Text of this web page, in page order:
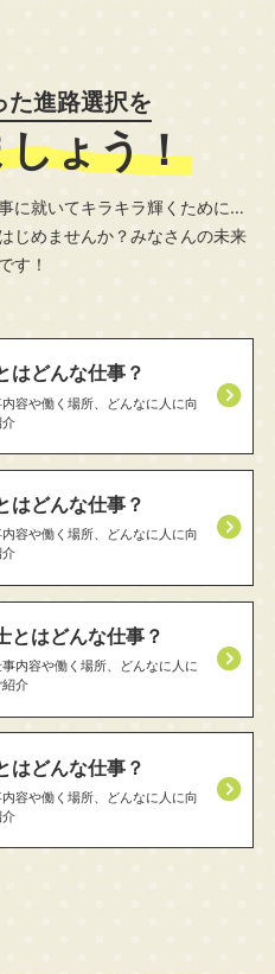
た進路選択を
ょう！
に就いてキラキラ輝くために…
じめませんか？みなさんの未来
す！
はどんな仕事？
容や働く場所、どんなに人に向
はどんな仕事？
容や働く場所、どんなに人に向
とはどんな仕事？
内容や働く場所、どんなに人に
介
はどんな仕事？
容や働く場所、どんなに人に向